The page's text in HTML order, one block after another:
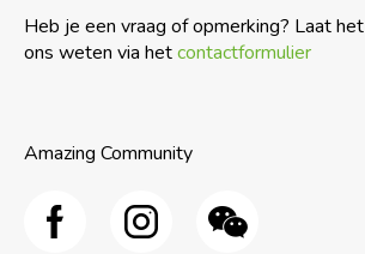
Heb je een vraag of opmerking? Laat het
ons weten via hetcontactformulier
Amazing Community